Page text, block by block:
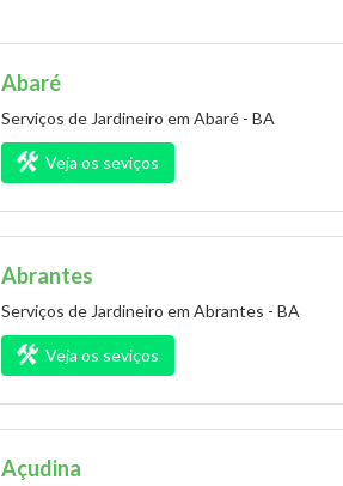
Abaré
Serviços de Jardineiro em Abaré - BA
Veja os seviços
Abrantes
Serviços de Jardineiro em Abrantes - BA
Veja os seviços
Açudina